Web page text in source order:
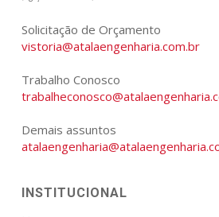
Solicitação de Orçamento
vistoria@atalaengenharia.com.br
Trabalho Conosco
Demais assuntos
INSTITUCIONAL